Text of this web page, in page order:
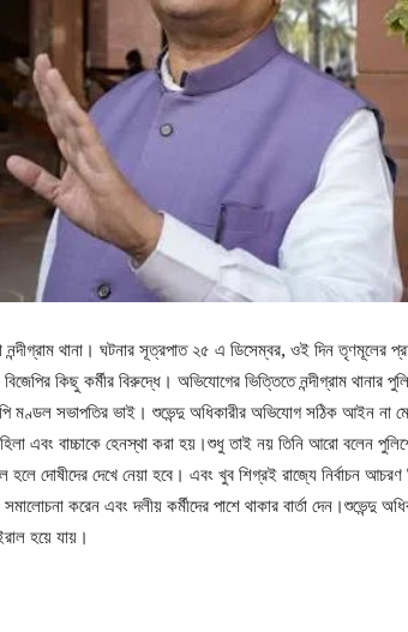
থানা। ঘটনার সূত্রপাত ২৫ এ ডিসেম্বর, ওই দিন তৃণমূলের
কিছু কর্মীর বিরুদ্ধে। অভিযোগের ভিত্তিতে নন্দীগ্রাম থানার
মণ্ডল সভাপতির ভাই। শুভেন্দু অধিকারীর অভিযোগ সঠিক আইন না
এবং বাচ্চাকে হেনস্থা করা হয়।শুধু তাই নয় তিনি আরো বলেন
দোষীদের দেখে নেয়া হবে। এবং খুব শিগ্রই রাজ্যে নির্বাচন
করেন এবং দলীয় কর্মীদের পাশে থাকার বার্তা দেন।শুভেন্দু
হয়ে যায়।